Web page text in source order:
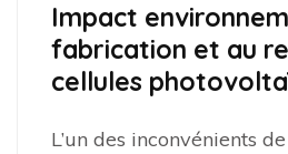
Impact
fabrication et au
cellules
L’un des inconvénients